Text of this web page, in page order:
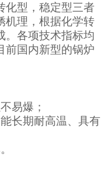
化型，稳定型三者
机理，根据化学转
。各项技术指标均
前国内新型的锅炉
易爆；
长期耐高温、具有